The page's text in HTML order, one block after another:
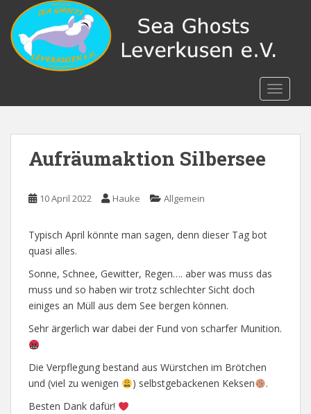
m
Aufräumaktion Silbersee
10 April 2022 Hauke Allgemein
Typisch April könnte man sagen, denn dieser Tag bot
quasi alles.
Sonne, Schnee, Gewitter, Regen…. aber was muss das
muss und so haben wir trotz schlechter Sicht doch
einiges an Müll aus dem See bergen können.
Sehr ärgerlich war dabei der Fund von scharfer Munition.
Die Verpflegung bestand aus Würstchen im Brötchen
und (viel zu wenigen
) selbstgebackenen Keksen
.
Besten Dank dafür!